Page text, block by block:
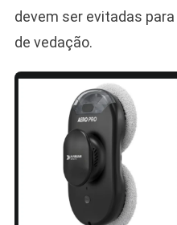
devem ser evitadas
de vedação.